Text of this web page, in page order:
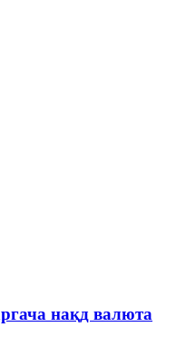
нақд валюта